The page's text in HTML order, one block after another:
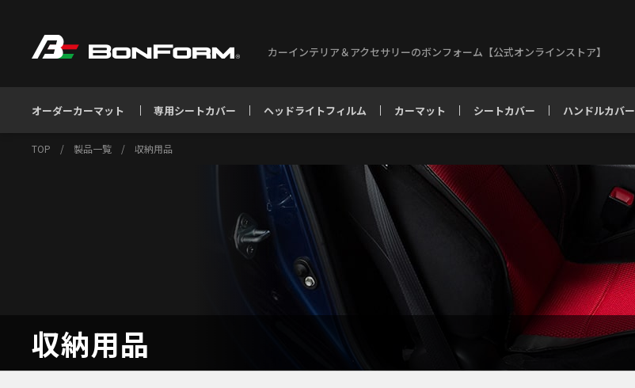
カーインテリア＆アクセサリーのボンフォーム【公式オンラインストア】
オーダーカーマット 専用シートカバー ヘッドライトフィルム カーマット シートカバー ハンドルカバー
TOP / 製品一覧 / 収納用品
収納用品